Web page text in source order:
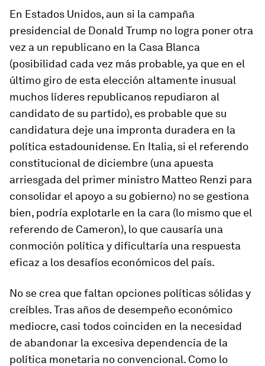
En Estados Unidos, aun si la campaña
presidencial de Donald Trump no logra poner otra
vez a un republicano en la Casa Blanca
(posibilidad cada vez más probable, ya que en el
último giro de esta elección altamente inusual
muchos líderes republicanos repudiaron al
candidato de su partido), es probable que su
candidatura deje una impronta duradera en la
política estadounidense. En Italia, si el referendo
constitucional de diciembre (una apuesta
arriesgada del primer ministro Matteo Renzi para
consolidar el apoyo a su gobierno) no se gestiona
bien, podría explotarle en la cara (lo mismo que el
referendo de Cameron), lo que causaría una
conmoción política y dificultaría una respuesta
eficaz a los desafíos económicos del país.
No se crea que faltan opciones políticas sólidas y
creíbles. Tras años de desempeño económico
mediocre, casi todos coinciden en la necesidad
de abandonar la excesiva dependencia de la
política monetaria no convencional. Como lo